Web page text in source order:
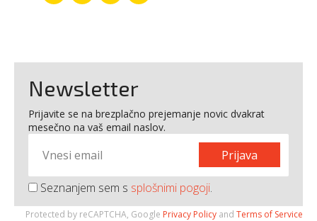
Newsletter
Prijavite se na brezplačno prejemanje novic dvakrat
mesečno na vaš email naslov.
Prijava
Seznanjem sem s splošnimi pogoji.
Protected by reCAPTCHA, Google Privacy Policy and Terms of Service